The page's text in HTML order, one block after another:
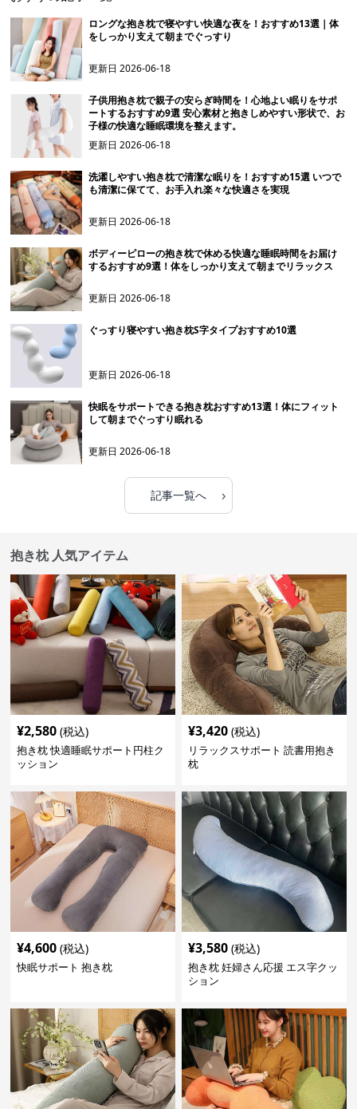
ロングな抱き枕で寝やすい快適な夜を！おすすめ13選｜体
をしっかり支えて朝までぐっすり
更新日2026-06-18
子供用抱き枕で親子の安らぎ時間を！心地よい眠りをサポ
ートするおすすめ9選 安心素材と抱きしめやすい形状で、お
子様の快適な睡眠環境を整えます。
更新日2026-06-18
洗濯しやすい抱き枕で清潔な眠りを！おすすめ15選 いつで
も清潔に保てて、お手入れ楽々な快適さを実現
更新日2026-06-18
ボディーピローの抱き枕で休める快適な睡眠時間をお届け
するおすすめ9選！体をしっかり支えて朝までリラックス
更新日2026-06-18
ぐっすり寝やすい抱き枕S字タイプおすすめ10選
更新日2026-06-18
快眠をサポートできる抱き枕おすすめ13選！体にフィット
して朝までぐっすり眠れる
更新日2026-06-18
記事一覧へ ›
抱き枕 人気アイテム
¥2,580 (税込)
抱き枕 快適睡眠サポート円柱ク
ッション
¥3,420 (税込)
リラックスサポート 読書用抱き
枕
¥4,600 (税込)
快眠サポート 抱き枕
¥3,580 (税込)
抱き枕 妊婦さん応援 エス字クッ
ション